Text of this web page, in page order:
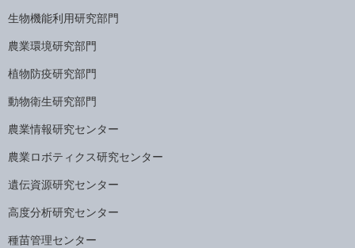
生物機能利用研究部門
農業環境研究部門
植物防疫研究部門
動物衛生研究部門
農業情報研究センター
農業ロボティクス研究センター
遺伝資源研究センター
高度分析研究センター
種苗管理センター